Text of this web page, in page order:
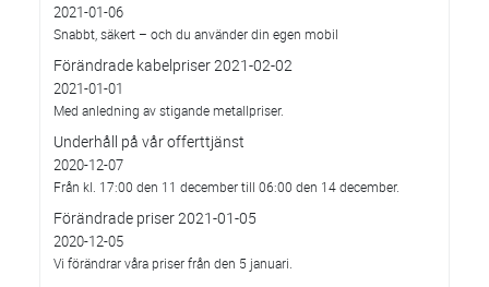
2021-01-06
Snabbt, säkert – och du använder din egen mobil
Förändrade kabelpriser 2021-02-02
2021-01-01
Med anledning av stigande metallpriser.
Underhåll på vår offerttjänst
2020-12-07
Från kl. 17:00 den 11 december till 06:00 den 14 december.
Förändrade priser 2021-01-05
2020-12-05
Vi förändrar våra priser från den 5 januari.